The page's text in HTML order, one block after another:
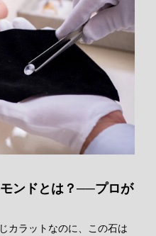
ンドとは？──プロが
カラットなのに、この石は